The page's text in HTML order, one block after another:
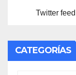
Twitter
CATEGORÍAS